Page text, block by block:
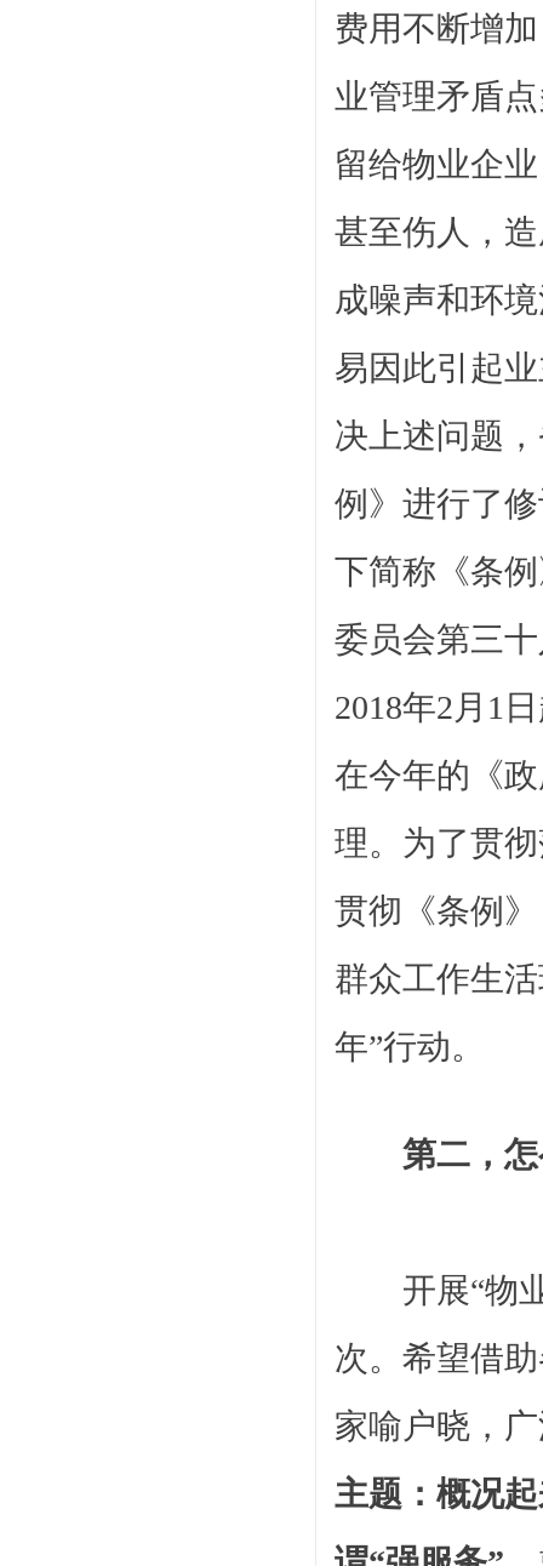
费用不断增
业管理矛盾
留给物业企
甚至伤人，
成噪声和环
易因此引起
决上述问题
例》进行了
下简称《条
委员会第三
2018年2月1
在今年的《
理。为了贯
贯彻《条例
群众工作生
年”行动。
第二，
开展“物
次。希望借
家喻户晓，
主题：概况